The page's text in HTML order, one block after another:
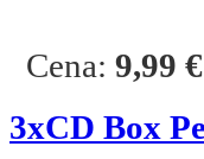
Cena: 9,99 €
3xCD Box